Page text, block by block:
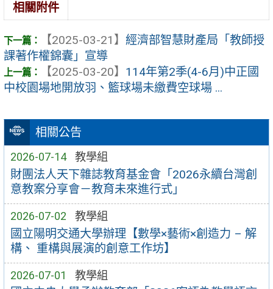
相關公告
2026-07-14 教學組
財團法人天下雜誌教育基金會「2026永續台灣創
意教案分享會－教育未來進行式」
2026-07-02 教學組
國立陽明交通大學辦理【數學×藝術×創造力 – 解
構、 重構與展演的創意工作坊】
2026-07-01 教學組
相關附件
【2025-03-21】 經濟部智慧財產局「教師授
課著作權錦囊」宣導
【2025-03-20】 114年第2季(4-6月)中正國
中校園場地開放羽、籃球場未繳費空球場 ...